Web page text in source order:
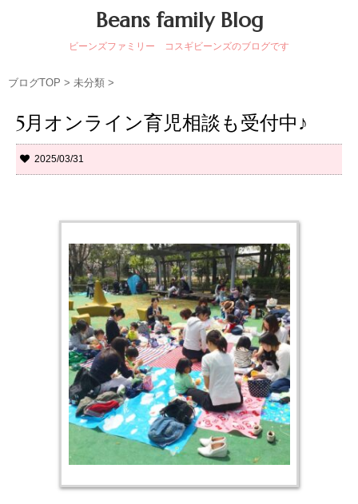
Beans family Blog
ビーンズファミリー コスギビーンズのブログです
ブログTOP > 未分類 >
5月オンライン育児相談も受付中♪
2025/03/31